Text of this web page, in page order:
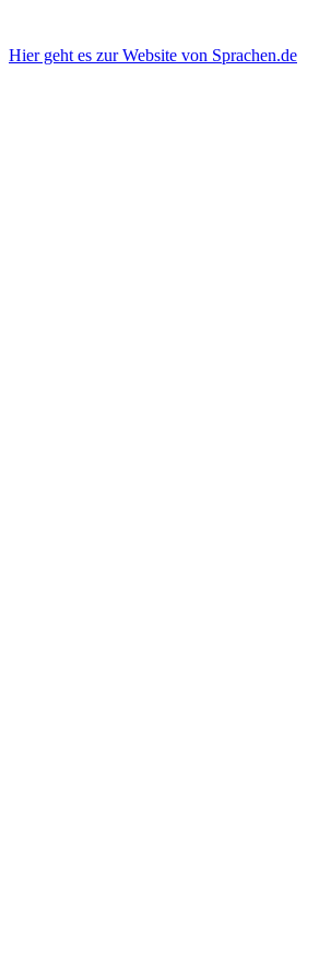
Hier geht es zur Website von Sprachen.de